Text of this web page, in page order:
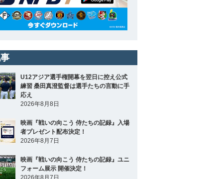
U12アジア選手権開幕を翌日に控え公式
練習 桑田真澄監督は選手たちの言動に手
応え
2026年8月8日
映画『戦いの向こう 侍たちの記録』入場
者プレゼント配布決定！
2026年8月7日
映画『戦いの向こう 侍たちの記録』ユニ
フォーム展示 開催決定！
2026年8月7日